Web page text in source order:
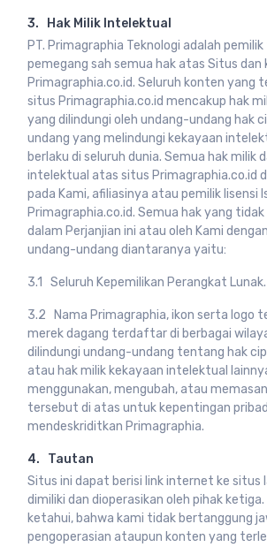
3. Hak Milik Intelektual
PT. Primagraphia Teknologi adalah
pemegang sah semua hak atas Situs
Primagraphia.co.id. Seluruh konten yang
situs Primagraphia.co.id mencakup hak
yang dilindungi oleh undang-undang hak
undang yang melindungi kekayaan
berlaku di seluruh dunia. Semua hak milik
intelektual atas situs Primagraphia.co.id
pada Kami, afiliasinya atau pemilik lisensi
Primagraphia.co.id. Semua hak yang
dalam Perjanjian ini atau oleh Kami
undang-undang diantaranya yaitu:
3.1 Seluruh Kepemilikan Perangkat Lunak.
3.2 Nama Primagraphia, ikon serta logo
merek dagang terdaftar di berbagai
dilindungi undang-undang tentang hak
atau hak milik kekayaan intelektual
menggunakan, mengubah, atau
tersebut di atas untuk kepentingan
mendeskriditkan Primagraphia.
4. Tautan
Situs ini dapat berisi link internet ke situs
dimiliki dan dioperasikan oleh pihak ketiga.
ketahui, bahwa kami tidak bertanggung
pengoperasian ataupun konten yang